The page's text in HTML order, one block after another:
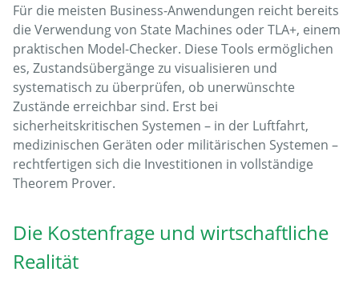
Für die meisten Business-Anwendungen reicht bereits
die Verwendung von State Machines oder TLA+, einem
praktischen Model-Checker. Diese Tools ermöglichen
es, Zustandsübergänge zu visualisieren und
systematisch zu überprüfen, ob unerwünschte
Zustände erreichbar sind. Erst bei
sicherheitskritischen Systemen – in der Luftfahrt,
medizinischen Geräten oder militärischen Systemen –
rechtfertigen sich die Investitionen in vollständige
Theorem Prover.
Die Kostenfrage und wirtschaftliche
Realität